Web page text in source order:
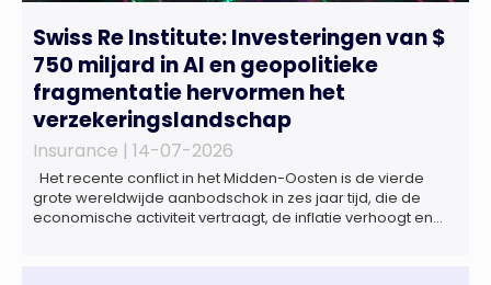
Swiss Re Institute: Investeringen van $
750 miljard in AI en geopolitieke
fragmentatie hervormen het
verzekeringslandschap
Insurance | 14-07-2026
Het recente conflict in het Midden-Oosten is de vierde
grote wereldwijde aanbodschok in zes jaar tijd, die de
economische activiteit vertraagt, de inflatie verhoogt en